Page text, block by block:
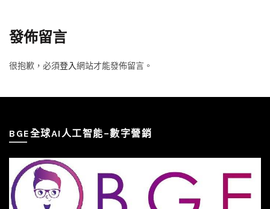
發佈留言
很抱歉，必須登入網站才能發佈留言。
BGE全球AI人工智能–數字營銷